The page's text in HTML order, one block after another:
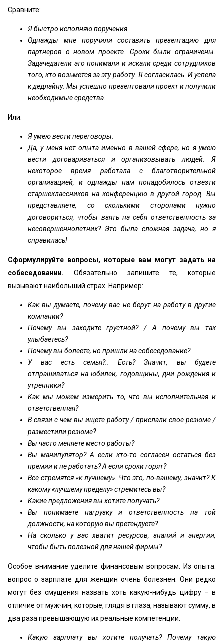
Сравните:
Я быстро исполняю поручения.
Однажды мне поручили составить презентацию для
партнеров о новом проекте. Сроки были ограничены.
Задачедатели это понимали и искали среди сотрудников
того, кто возьмется за эту работу. Я согласилась. И успела
к дедлайну. Мы успешно презентовали проект и получили
необходимые средства.
Или:
Я умею вести переговоры.
Да, у меня нет опыта именно в вашей сфере, но я умею
вести договариваться и организовывать людей. Я
некоторое время работала с благотворительной
организацией, и однажды нам понадобилось отвезти
старшеклассников на конференцию в другой город. Вы
представляете, со сколькими сторонами нужно
договориться, чтобы взять на себя ответственность за
несовершеннолетних? Это была сложная задача, но я
справилась!
Сформулируйте вопросы, которые вам могут задать на
собеседовании. Обязательно запишите те, которые
вызывают наибольший страх. Например:
Как вы думаете, почему вас не берут на работу в другие
компании?
Почему вы заходите грустной? / А почему вы так
улыбаетесь?
Почему вы болеете, но пришли на собеседование?
У вас есть семья?.. Есть? Значит, вы будете
отпрашиваться на юбилеи, годовщины, дни рождения и
утренники?
Как мы можем измерить то, что вы исполнительная и
ответственная?
В связи с чем вы ищете работу / прислали свое резюме /
разместили резюме?
Вы часто меняете место работы?
Вы манипулятор? А если кто-то согласен остаться без
премии и не работать? А если сроки горят?
Все стремятся «к лучшему». Что это, по-вашему, значит? К
какому «лучшему пределу» стремитесь вы?
Какие предложения вы хотите получать?
Вы понимаете нагрузку и ответственность на той
должности, на которую вы претендуете?
На сколько у вас хватит ресурсов, знаний и энергии,
чтобы быть полезной для нашей фирмы?
Особое внимание уделите финансовым вопросам. Из опыта:
вопрос о зарплате для женщин очень болезнен. Они редко
могут без смущения назвать хоть какую-нибудь цифру – в
отличие от мужчин, которые, глядя в глаза, называют сумму, в
два раза превышающую их реальные компетенции.
Какую зарплату вы хотите получать? Почему такую